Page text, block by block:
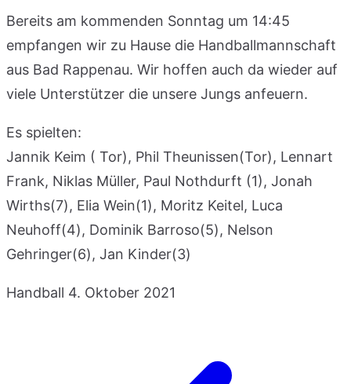
Bereits am kommenden Sonntag um 14:45
empfangen wir zu Hause die Handballmannschaft
aus Bad Rappenau. Wir hoffen auch da wieder auf
viele Unterstützer die unsere Jungs anfeuern.
Es spielten:
Jannik Keim ( Tor), Phil Theunissen(Tor), Lennart
Frank, Niklas Müller, Paul Nothdurft (1), Jonah
Wirths(7), Elia Wein(1), Moritz Keitel, Luca
Neuhoff(4), Dominik Barroso(5), Nelson
Gehringer(6), Jan Kinder(3)
Handball 4. Oktober 2021